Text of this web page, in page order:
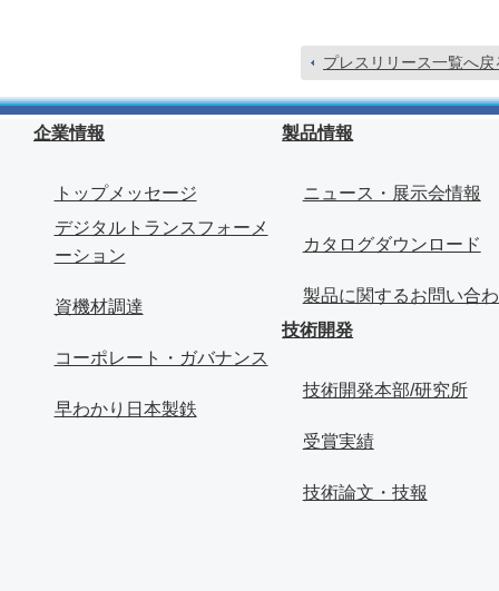
プレスリリース一覧へ戻
企業情報
トップメッセージ
デジタルトランスフォーメ
ーション
資機材調達
コーポレート・ガバナンス
早わかり日本製鉄
製品情報
ニュース・展示会情報
カタログダウンロード
製品に関するお問い合
技術開発
技術開発本部/研究所
受賞実績
技術論文・技報